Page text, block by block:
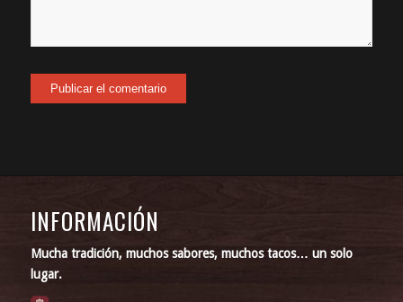
INFORMACIÓN
Mucha tradición, muchos sabores, muchos tacos… un solo
lugar.